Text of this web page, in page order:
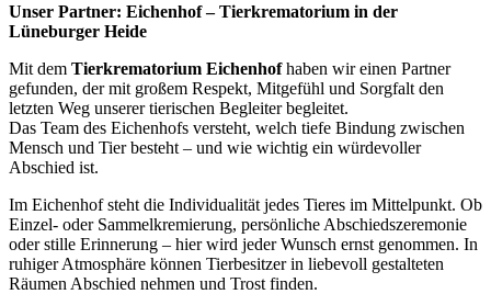
Unser Partner: Eichenhof – Tierkrematorium in der
Lüneburger Heide
Mit dem Tierkrematorium Eichenhofhaben wir einen Partner
gefunden, der mit großem Respekt, Mitgefühl und Sorgfalt den
letzten Weg unserer tierischen Begleiter begleitet.
Das Team des Eichenhofs versteht, welch tiefe Bindung zwischen
Mensch und Tier besteht – und wie wichtig ein würdevoller
Abschied ist.
Im Eichenhof steht die Individualität jedes Tieres im Mittelpunkt. Ob
Einzel- oder Sammelkremierung, persönliche Abschiedszeremonie
oder stille Erinnerung – hier wird jeder Wunsch ernst genommen. In
ruhiger Atmosphäre können Tierbesitzer in liebevoll gestalteten
Räumen Abschied nehmen und Trost finden.